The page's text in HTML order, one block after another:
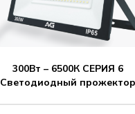
300Вт – 6500К СЕРИЯ 6
Светодиодный прожектор